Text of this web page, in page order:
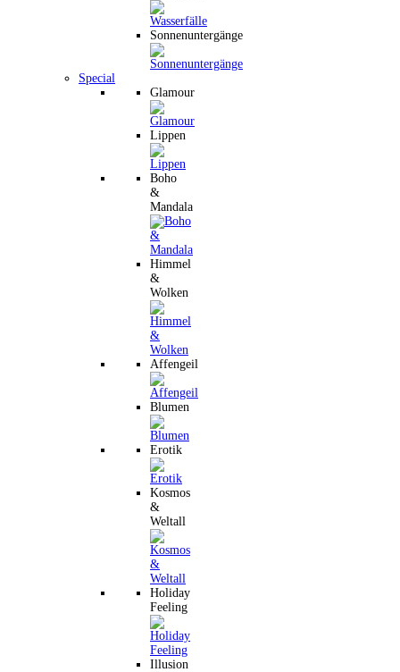
Sonnenuntergänge
Special
Glamour
Lippen
Boho
&
Mandala
Himmel
&
Wolken
Affengeil
Blumen
Erotik
Kosmos
&
Weltall
Holiday
Feeling
Illusion